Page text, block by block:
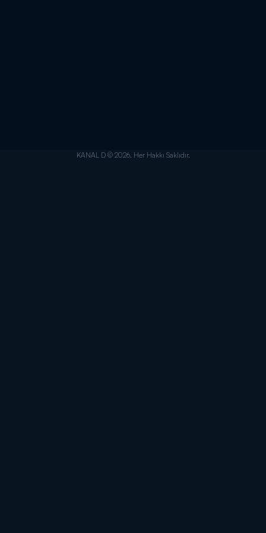
KANAL D © 2026. Her Hakkı Saklıdır.